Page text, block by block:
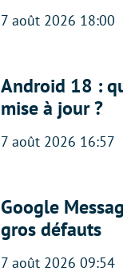
7 août 2026 18:00
Android 18 :
mise à jour ?
7 août 2026 16:57
Google
gros défauts
7 août 2026 09:54